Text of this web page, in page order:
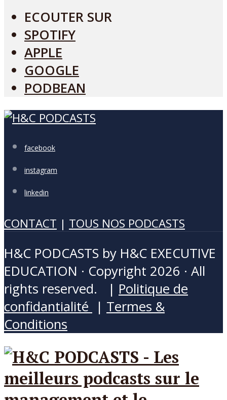
ECOUTER SUR
SPOTIFY
APPLE
GOOGLE
PODBEAN
facebook
instagram
linkedin
CONTACT | TOUS NOS PODCASTS
H&C PODCASTS by H&C EXECUTIVE
EDUCATION · Copyright 2026 · All
rights reserved. | Politique de
confidantialité | Termes &
Conditions